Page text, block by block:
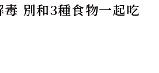
別和3種食物一起吃